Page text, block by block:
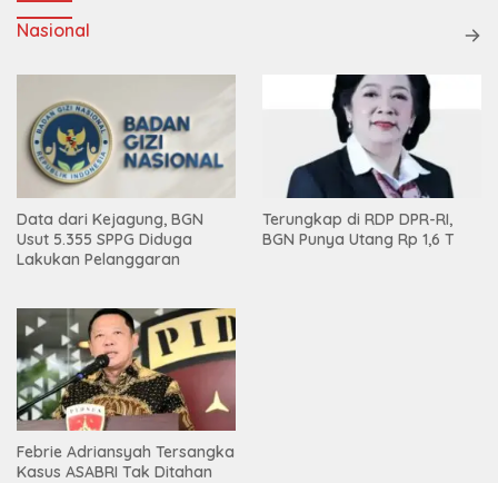
Nasional
Data dari Kejagung, BGN
Usut 5.355 SPPG Diduga
Lakukan Pelanggaran
Terungkap di RDP DPR-RI,
BGN Punya Utang Rp 1,6 T
Febrie Adriansyah Tersangka
Kasus ASABRI Tak Ditahan